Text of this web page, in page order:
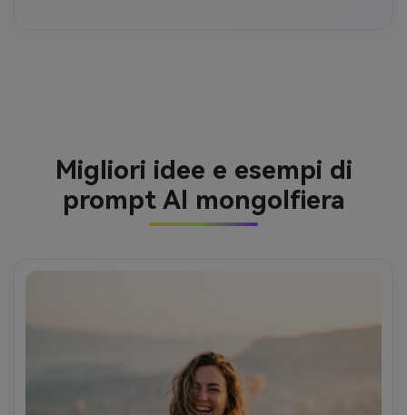
Migliori idee e esempi di
prompt AI mongolfiera